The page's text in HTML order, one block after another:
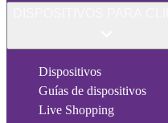
Dispositivos
Guías de dispositivos
Live Shopping